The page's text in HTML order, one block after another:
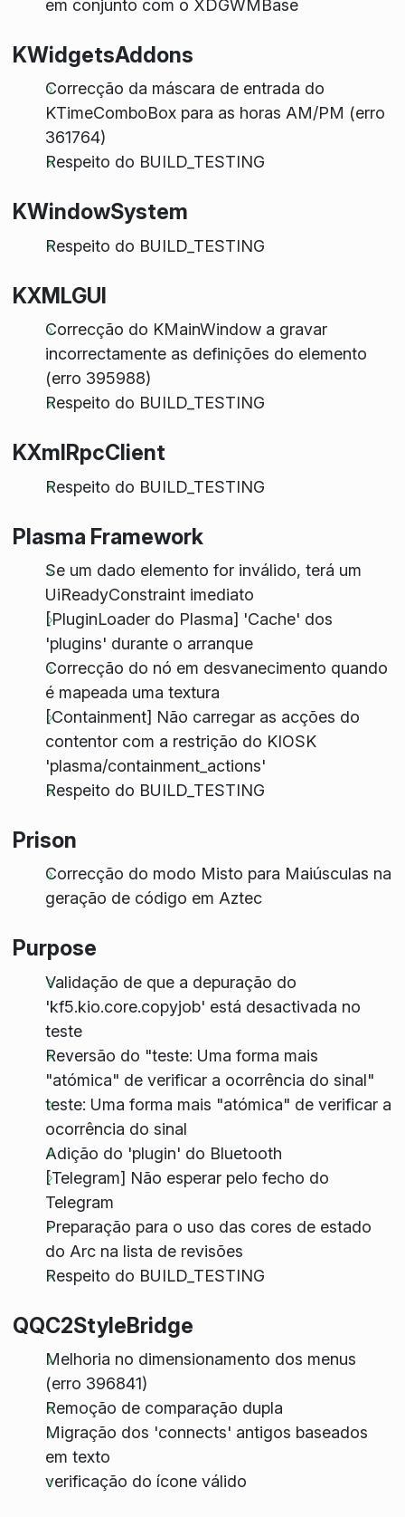
em conjunto com o XDGWMBase
KWidgetsAddons
Correcção da máscara de entrada do
KTimeComboBox para as horas AM/PM (erro
361764)
Respeito do BUILD_TESTING
KWindowSystem
Respeito do BUILD_TESTING
KXMLGUI
Correcção do KMainWindow a gravar
incorrectamente as definições do elemento
(erro 395988)
Respeito do BUILD_TESTING
KXmlRpcClient
Respeito do BUILD_TESTING
Plasma Framework
Se um dado elemento for inválido, terá um
UiReadyConstraint imediato
[PluginLoader do Plasma] 'Cache' dos
'plugins' durante o arranque
Correcção do nó em desvanecimento quando
é mapeada uma textura
[Containment] Não carregar as acções do
contentor com a restrição do KIOSK
'plasma/containment_actions'
Respeito do BUILD_TESTING
Prison
Correcção do modo Misto para Maiúsculas na
geração de código em Aztec
Purpose
Validação de que a depuração do
'kf5.kio.core.copyjob' está desactivada no
teste
Reversão do "teste: Uma forma mais
"atómica" de verificar a ocorrência do sinal"
teste: Uma forma mais "atómica" de verificar a
ocorrência do sinal
Adição do 'plugin' do Bluetooth
[Telegram] Não esperar pelo fecho do
Telegram
Preparação para o uso das cores de estado
do Arc na lista de revisões
Respeito do BUILD_TESTING
QQC2StyleBridge
Melhoria no dimensionamento dos menus
(erro 396841)
Remoção de comparação dupla
Migração dos 'connects' antigos baseados
em texto
verificação do ícone válido